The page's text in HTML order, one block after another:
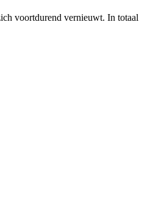
voortdurend vernieuwt. In totaal